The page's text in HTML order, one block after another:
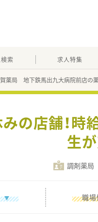
索 求人特集
薬局 地下鉄馬出九大病院前店の
みの店舗
生
調剤薬局
職